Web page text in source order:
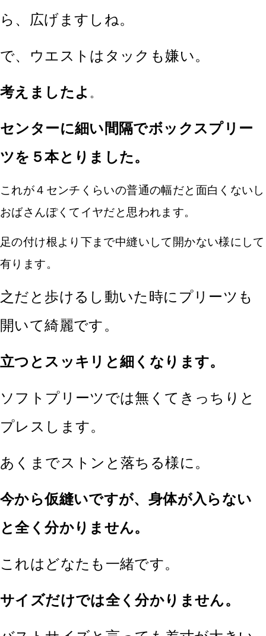
ら、広げますしね。
で、ウエストはタックも嫌い。
考えましたよ 。
センターに細い間隔でボックスプリー
ツを５本とりました。
これが４センチくらいの普通の幅だと面白くないし
おばさんぽくてイヤだと思われます。
足の付け根より下まで中縫いして開かない様にして
有ります。
之だと歩けるし動いた時にプリーツも
開いて綺麗です。
立つとスッキリと細くなります。
ソフトプリーツでは無くてきっちりと
プレスします。
あくまでストンと落ちる様に。
今から仮縫いですが、身体が入らない
と全く分かりません。
これはどなたも一緒です。
サイズだけでは全く分かりません。